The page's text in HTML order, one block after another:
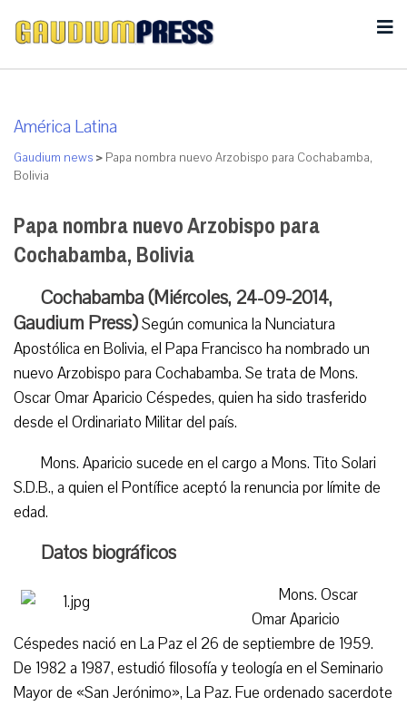
América Latina
Gaudium news > Papa nombra nuevo Arzobispo para Cochabamba,
Bolivia
Papa nombra nuevo Arzobispo para
Cochabamba, Bolivia
Cochabamba (Miércoles, 24-09-2014,
Gaudium Press)Según comunica la Nunciatura
Apostólica en Bolivia, el Papa Francisco ha nombrado un
nuevo Arzobispo para Cochabamba. Se trata de Mons.
Oscar Omar Aparicio Céspedes, quien ha sido trasferido
desde el Ordinariato Militar del país.
Mons. Aparicio sucede en el cargo a Mons. Tito Solari
S.D.B., a quien el Pontífice aceptó la renuncia por límite de
edad.
Datos biográficos
Mons. Oscar
Omar Aparicio
Céspedes nació en La Paz el 26 de septiembre de 1959.
De 1982 a 1987, estudió filosofía y teología en el Seminario
Mayor de «San Jerónimo», La Paz. Fue ordenado sacerdote